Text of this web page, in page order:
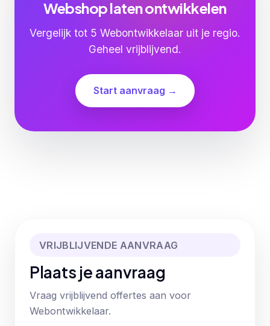
Webshop laten ontwikkelen
Vergelijk tot 5 Webontwikkelaar uit je regio.
Geheel vrijblijvend.
Start aanvraag →
VRIJBLIJVENDE AANVRAAG
Plaats je aanvraag
Vraag vrijblijvend offertes aan voor
Webontwikkelaar.